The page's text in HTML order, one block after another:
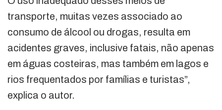
transporte, muitas vezes associado ao
consumo de álcool ou drogas, resulta em
acidentes graves, inclusive fatais, não apenas
em águas costeiras, mas também em lagos e
rios frequentados por famílias e turistas”,
explica o autor.